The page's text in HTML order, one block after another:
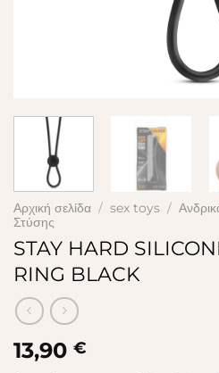
Αρχική σελίδα / sex toys /
Στύσης
STAY HARD
RING BLACK
13,90 €